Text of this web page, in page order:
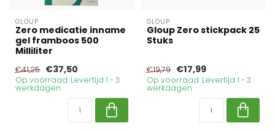
GLOUP
Zero medicatie inname
gel framboos 500
Milliliter
€41,25 €37,50
Op voorraad. Levertijd 1 - 3
werkdagen
GLOUP
Gloup Zero stickpack 25
Stuks
€19,79 €17,99
Op voorraad. Levertijd 1 - 3
werkdagen